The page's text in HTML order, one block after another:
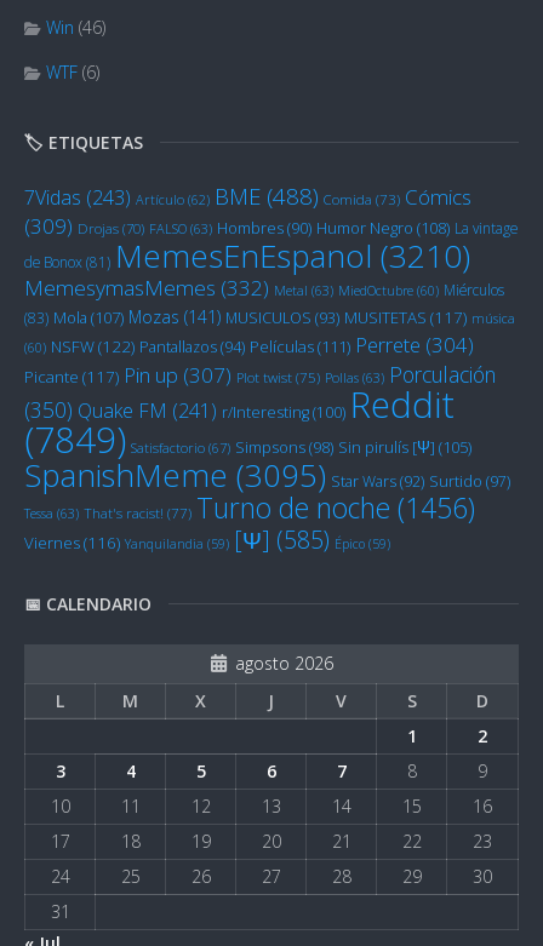
Win (46)
WTF (6)
🏷️ ETIQUETAS
7Vidas (243) Artículo (62) BME (488) Comida (73) Cómics
(309) Drojas (70) FALSO (63) Hombres(90) Humor Negro (108) La vintage
de Bonox(81) MemesEnEspanol (3210)
MemesymasMemes (332) Metal (63) MiedOctubre (60) Miérculos
(83) Mola (107) Mozas (141) MUSICULOS (93) MUSITETAS (117) música
(60) NSFW(122) Pantallazos(94) Películas(111) Perrete (304)
Picante (117) Pin up (307) Plot twist (75) Pollas (63) Porculación
(350) Quake FM (241) r/Interesting(100) Reddit
(7849) Satisfactorio (67) Simpsons(98) Sin pirulís [Ψ] (105)
SpanishMeme (3095) Star Wars(92) Surtido (97)
Tessa (63) That's racist! (77) Turno de noche (1456)
Viernes(116) Yanquilandia (59) [Ψ] (585) Épico (59)
📅 CALENDARIO
agosto 2026
L
M X J V S
D
1
2
3
4 5 6 7 8
9
10
11 12 13 14 15
16
17
18 19 20 21 22
23
24
25 26 27 28 29
30
31